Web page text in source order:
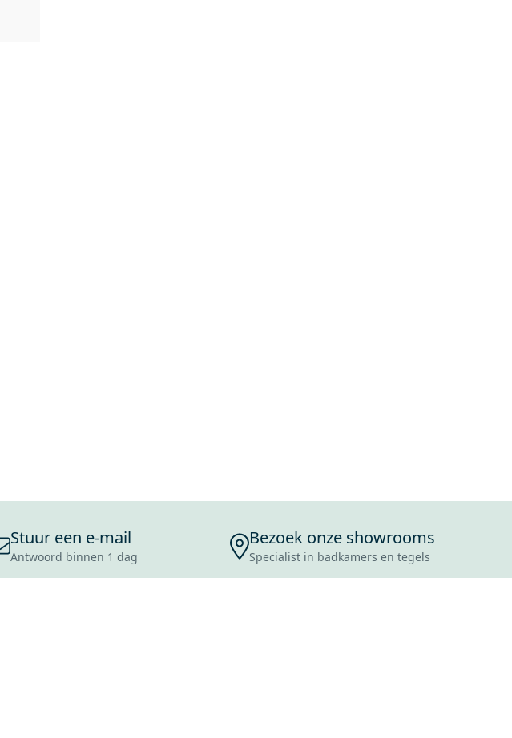
Stuur een e-mail
Antwoord binnen 1 dag
Bezoek onze showrooms
Specialist in badkamers en tegels